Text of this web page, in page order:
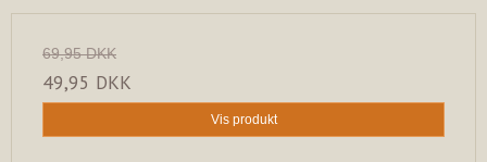
69,95 DKK
49,95 DKK
Vis produkt